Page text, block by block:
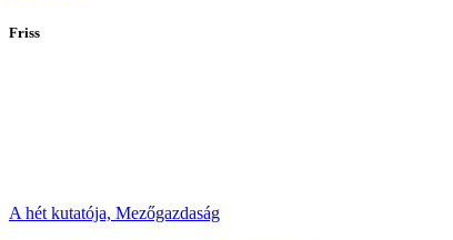
Friss
A hét kutatója, Mezőgazdaság